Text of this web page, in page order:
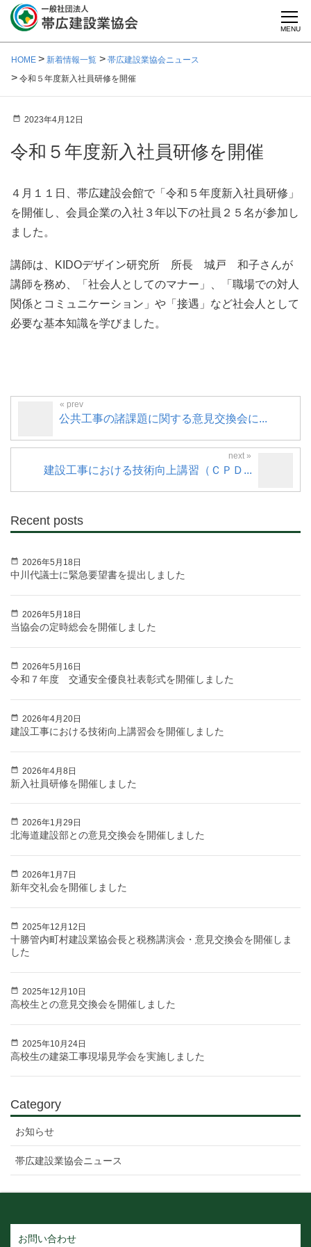
MENU
HOME 新着情報一覧
帯広建設業協会ニュース
令和５年度新入社員研修を開催
2023年4月12日
令和５年度新入社員研修を開催
４月１１日、帯広建設会館で「令和５年度新入社員研修」
を開催し、会員企業の入社３年以下の社員２５名が参加し
ました。
講師は、KIDOデザイン研究所 所長 城戸 和子さんが
講師を務め、「社会人としてのマナー」、「職場での対人
関係とコミュニケーション」や「接遇」など社会人として
必要な基本知識を学びました。
公共工事の諸課題に関する意見交換会に...
建設工事における技術向上講習（ＣＰＤ...
Recent posts
2026年5月18日
中川代議士に緊急要望書を提出しました
2026年5月18日
当協会の定時総会を開催しました
2026年5月16日
令和７年度 交通安全優良社表彰式を開催しました
2026年4月20日
建設工事における技術向上講習会を開催しました
2026年4月8日
新入社員研修を開催しました
2026年1月29日
北海道建設部との意見交換会を開催しました
2026年1月7日
新年交礼会を開催しました
2025年12月12日
十勝管内町村建設業協会長と税務講演会・意見交換会を開催しま
した
2025年12月10日
高校生との意見交換会を開催しました
2025年10月24日
高校生の建築工事現場見学会を実施しました
Category
お知らせ
帯広建設業協会ニュース
お問い合わせ